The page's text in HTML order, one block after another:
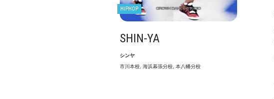
HIPHOP
SHIN-YA
シンヤ
市川本校, 海浜幕張分校, 本八幡分校